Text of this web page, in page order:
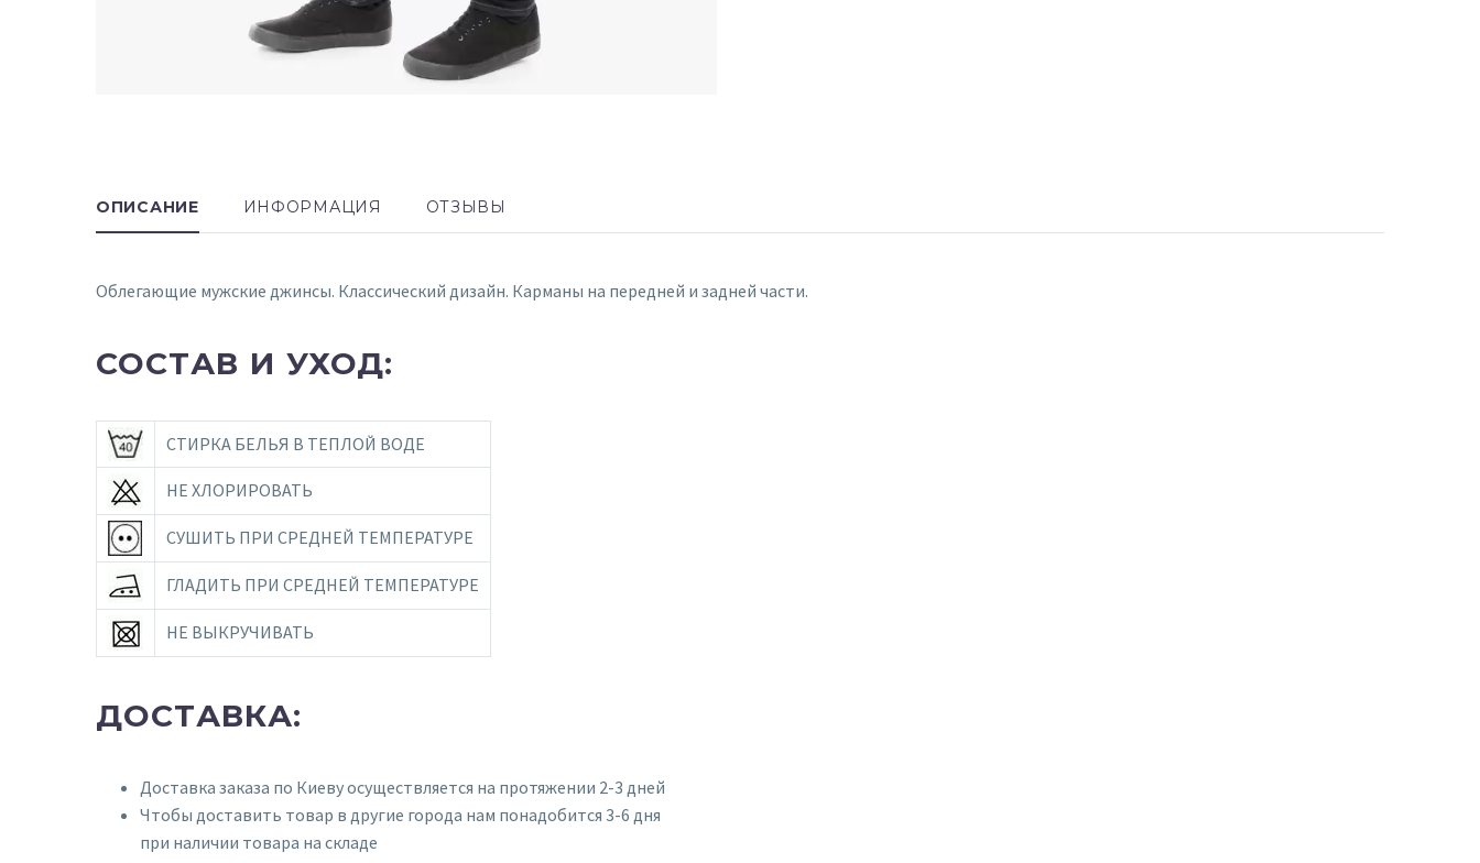
ОПИСАНИЕ ИНФОРМАЦИЯ ОТЗЫВЫ
Облегающие мужские джинсы. Классический дизайн. Карманы на передней и задней части.
СОСТАВ И УХОД:
СТИРКА БЕЛЬЯ В ТЕПЛОЙ ВОДЕ
НЕ ХЛОРИРОВАТЬ
СУШИТЬ ПРИ СРЕДНЕЙ ТЕМПЕРАТУРЕ
ГЛАДИТЬ ПРИ СРЕДНЕЙ ТЕМПЕРАТУРЕ
НЕ ВЫКРУЧИВАТЬ
ДОСТАВКА:
Доставка заказа по Киеву осуществляется на протяжении 2-3 дней
Чтобы доставить товар в другие города нам понадобится 3-6 дня
при наличии товара на складе